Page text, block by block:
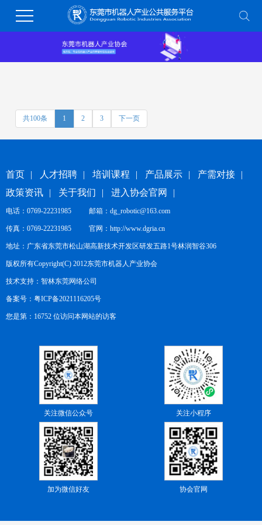
共100条 1 2 3 下一页
首页 | 人才招聘 | 培训课程 | 产品展示 | 产需对接
|
政策资讯
| 关于我们 | 进入协会官网 |
电话：0769-22231985 邮箱：dg_robotic@163.com
传真：0769-22231985 官网： http://www.dgria.cn
地址：广东省东莞市松山湖高新技术开发区研发五路1号林润智谷306
版权所有Copyright(C) 2012东莞市机器人产业协会
技术支持： 智林东莞网络公司
备案号： 粤ICP备2021116205号
您是第：16752 位访问本网站的访客
关注微信公众号 关注小程序
加为微信好友 协会官网